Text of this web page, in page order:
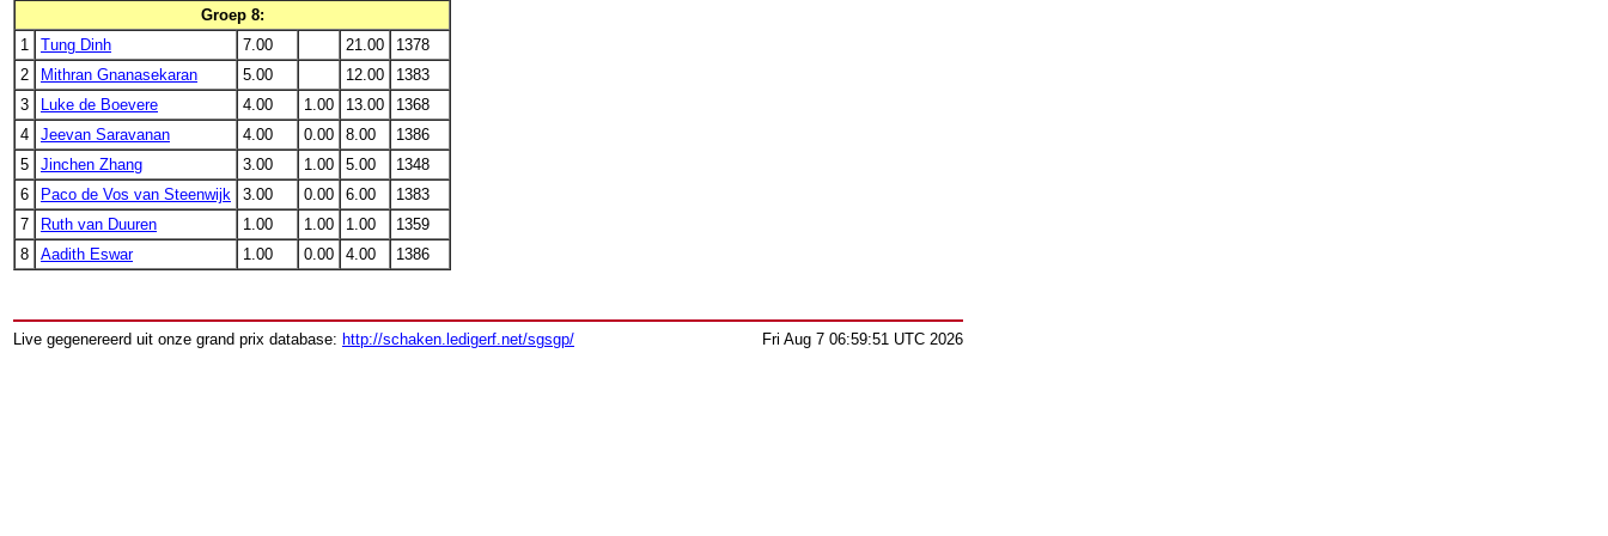
Groep 8:
1
Tung Dinh 7.00 21.00
1378
2
Mithran Gnanasekaran 5.00 12.00
1383
3
Luke de Boevere 4.00 1.00 13.00
1368
4
Jeevan Saravanan 4.00 0.00 8.00
1386
5
Jinchen Zhang 3.00 1.00 5.00
1348
6
Paco de Vos van Steenwijk 3.00 0.00 6.00
1383
7
Ruth van Duuren 1.00 1.00 1.00
1359
8
Aadith Eswar 1.00 0.00 4.00 1386
Live gegenereerd uit onze grand prix database: http://schaken.ledigerf.net/sgsgp/ Fri Aug 7 06:59:51 UTC 2026